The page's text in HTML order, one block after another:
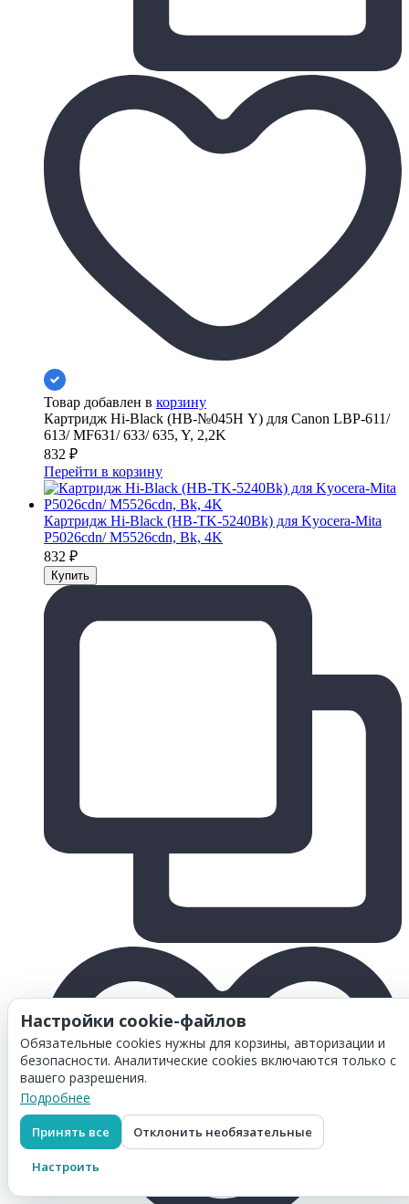
Товар добавлен в корзину
Картридж Hi-Black (HB-№045H Y) для Canon LBP-611/
613/ MF631/ 633/ 635, Y, 2,2K
832 ₽
Перейти в корзину
Картридж Hi-Black (HB-TK-5240Bk) для Kyocera-Mita
P5026cdn/ M5526cdn, Bk, 4K
832 ₽
Настройки cookie-файлов
Обязательные cookies нужны для корзины, авторизации и
безопасности. Аналитические cookies включаются только с
вашего разрешения.
Подробнее
Принять все Отклонить необязательные
Настроить